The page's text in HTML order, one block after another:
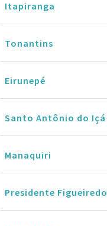
Itapiranga
Tonantins
Eirunepé
Santo Antônio do Içá
Manaquiri
Presidente Figueiredo